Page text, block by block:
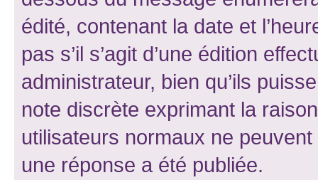
édité, contenant la date et
pas s’il s’agit d’une édition
administrateur, bien qu’ils
note discrète exprimant la
utilisateurs normaux ne
une réponse a été publiée.